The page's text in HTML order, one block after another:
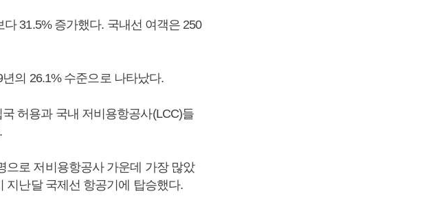
31.5% 증가했다. 국내선 여객은 250
의 26.1% 수준으로 나타났다.
허용과 국내 저비용항공사(LCC)들
으로 저비용항공사 가운데 가장 많았
지난달 국제선 항공기에 탑승했다.